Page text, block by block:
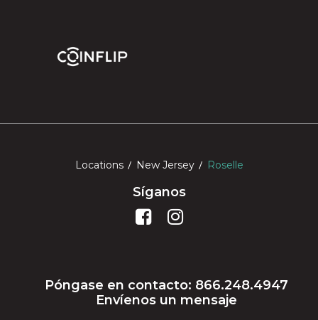
Locations New Jersey Roselle
Síganos
Póngase en contacto: 866.248.4947
Envíenos un mensaje